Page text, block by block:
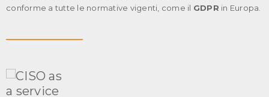
conforme a tutte le normative vigenti, come il GDPR in Europa.